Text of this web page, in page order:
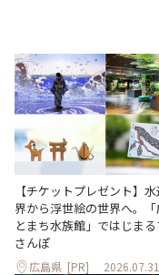
【チケットプレゼント】
界から浮世絵の世界へ。「
とまち水族館」ではじまる
さんぽ
広島県 [PR] 2026.07.31